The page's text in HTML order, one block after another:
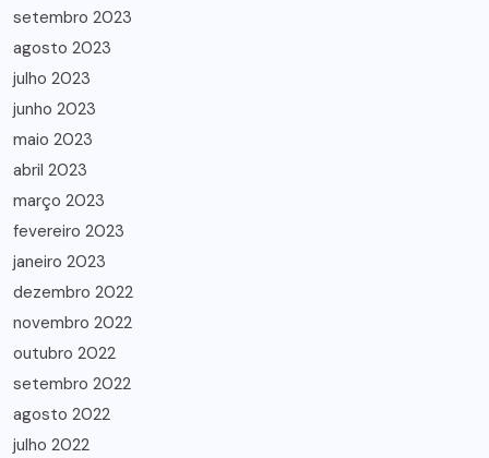
setembro 2023
agosto 2023
julho 2023
junho 2023
maio 2023
abril 2023
março 2023
fevereiro 2023
janeiro 2023
dezembro 2022
novembro 2022
outubro 2022
setembro 2022
agosto 2022
julho 2022